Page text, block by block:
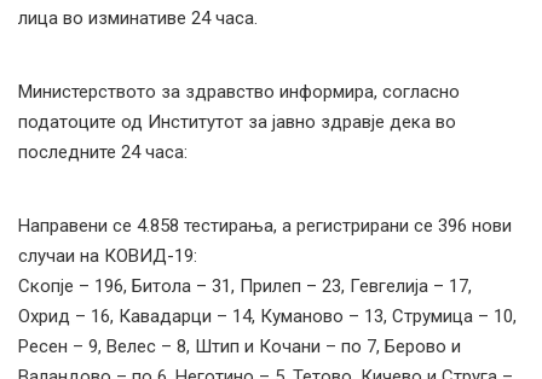
лица во изминативе 24 часа.
Министерството за здравство информира, согласно
податоците од Институтот за јавно здравје дека во
последните 24 часа:
Направени се 4.858 тестирања, а регистрирани се 396 нови
случаи на КОВИД-19:
Скопје – 196, Битола – 31, Прилеп – 23, Гевгелија – 17,
Охрид – 16, Кавадарци – 14, Куманово – 13, Струмица – 10,
Ресен – 9, Велес – 8, Штип и Кочани – по 7, Берово и